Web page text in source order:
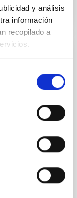
y análisis
información
recopilado a
and
was a
that